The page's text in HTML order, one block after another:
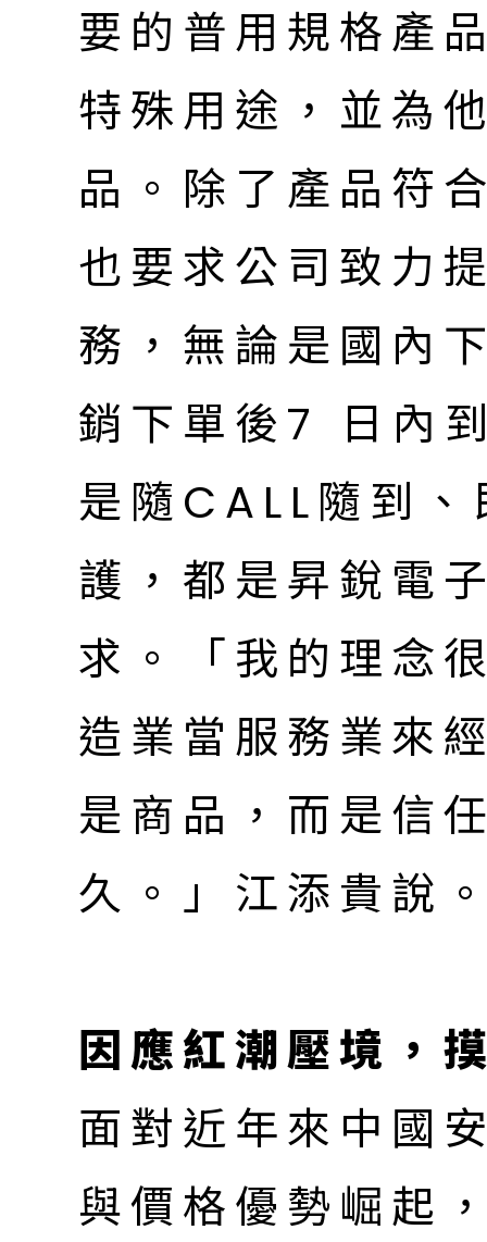
要的普用規格產
特殊用途，並為
品。除了產品符
也要求公司致力
務，無論是國內
銷下單後7 日內
是隨CALL隨到
護，都是昇銳電
求。「我的理念
造業當服務業來
是商品，而是信
久。」江添貴說
因應紅潮壓境，
面對近年來中國
與價格優勢崛起